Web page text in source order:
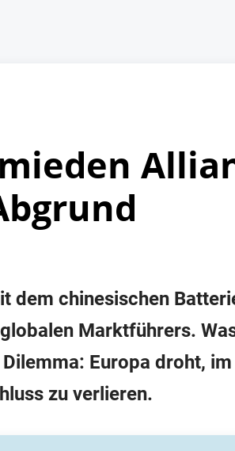
dem chinesischen
Marktführers.
Europa droht,
zu verlieren.